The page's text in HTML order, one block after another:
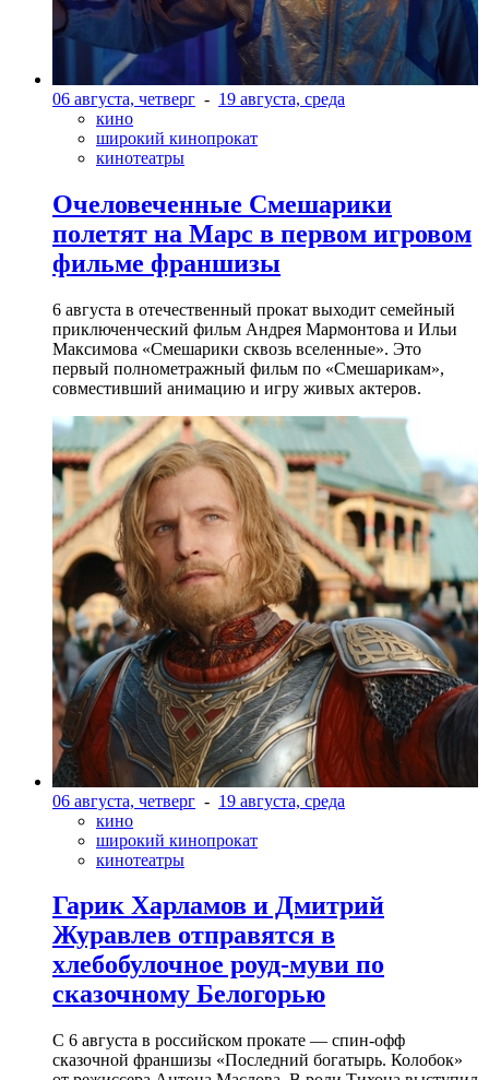
06 августа, четверг - 19 августа, среда
кино
широкий кинопрокат
кинотеатры
Очеловеченные Смешарики
полетят на Марс в первом игровом
фильме франшизы
6 августа в отечественный прокат выходит семейный
приключенческий фильм Андрея Мармонтова и Ильи
Максимова «Смешарики сквозь вселенные». Это
первый полнометражный фильм по «Смешарикам»,
совместивший анимацию и игру живых актеров.
06 августа, четверг - 19 августа, среда
кино
широкий кинопрокат
кинотеатры
Гарик Харламов и Дмитрий
Журавлев отправятся в
хлебобулочное роуд-муви по
сказочному Белогорью
С 6 августа в российском прокате — спин-офф
сказочной франшизы «Последний богатырь. Колобок»